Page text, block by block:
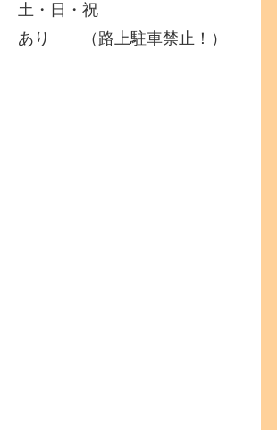
土・日・祝
あり （路上駐車禁止！）